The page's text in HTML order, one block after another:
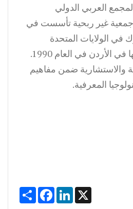
العربي الدولي
جمعية غير ربحية تأسست في
نيويورك في الولايات المتحدة
الأمريكية، وتم تسجيلها في الأردن في العام 1990.
والاستشارية ضمن مفاهيم
المعرفية.
Share FacebookLinkedIn